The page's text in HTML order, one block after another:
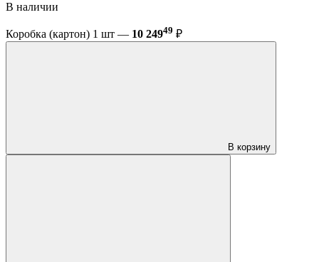
В наличии
Коробка (картон) 1 шт — 10 24949 ₽
В корзину